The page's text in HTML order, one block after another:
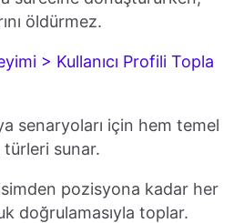
öldürmez.
> Kullanıcı Profili Topla
senaryoları için hem temel
sunar.
pozisyona kadar her
doğrulamasıyla toplar.